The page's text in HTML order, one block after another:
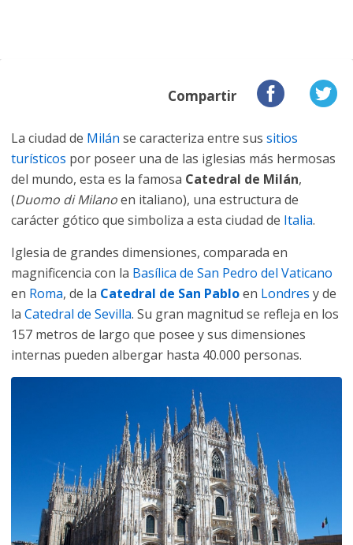
Compartir
La ciudad de Milán se caracteriza entre sus sitios
turísticos por poseer una de las iglesias más hermosas
del mundo, esta es la famosa Catedral de Milán,
(Duomo di Milanoen italiano), una estructura de
carácter gótico que simboliza a esta ciudad de Italia.
Iglesia de grandes dimensiones, comparada en
magnificencia con la Basílica de San Pedro del Vaticano
en Roma, de la Catedral de San Pabloen Londres y de
la Catedral de Sevilla. Su gran magnitud se refleja en los
157 metros de largo que posee y sus dimensiones
internas pueden albergar hasta 40.000 personas.